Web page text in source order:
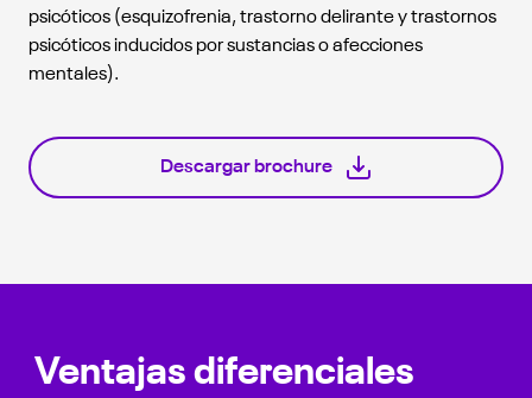
psicóticos (esquizofrenia, trastorno delirante y trastornos
psicóticos inducidos por sustancias o afecciones
mentales).
Descargar brochure
Ventajas diferenciales